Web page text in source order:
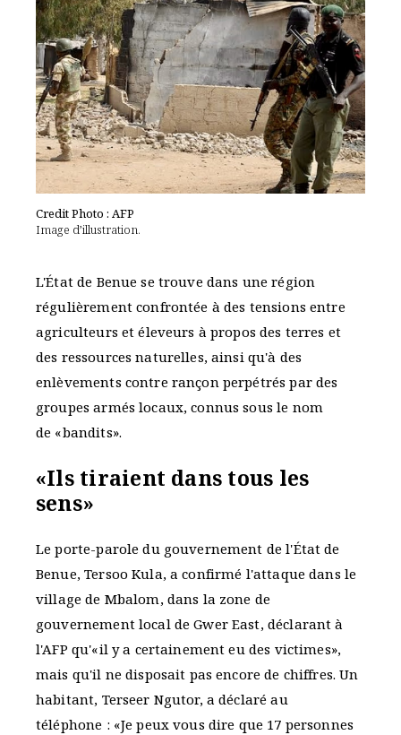
Credit Photo : AFP
Image d’illustration.
L'État de Benue se trouve dans une région
régulièrement confrontée à des tensions entre
agriculteurs et éleveurs à propos des terres et
des ressources naturelles, ainsi qu'à des
enlèvements contre rançon perpétrés par des
groupes armés locaux, connus sous le nom
de «bandits».
«Ils tiraient dans tous les
sens»
Le porte-parole du gouvernement de l'État de
Benue, Tersoo Kula, a confirmé l'attaque dans le
village de Mbalom, dans la zone de
gouvernement local de Gwer East, déclarant à
l'AFP qu'«il y a certainement eu des victimes»,
mais qu'il ne disposait pas encore de chiffres. Un
habitant, Terseer Ngutor, a déclaré au
téléphone : «Je peux vous dire que 17 personnes